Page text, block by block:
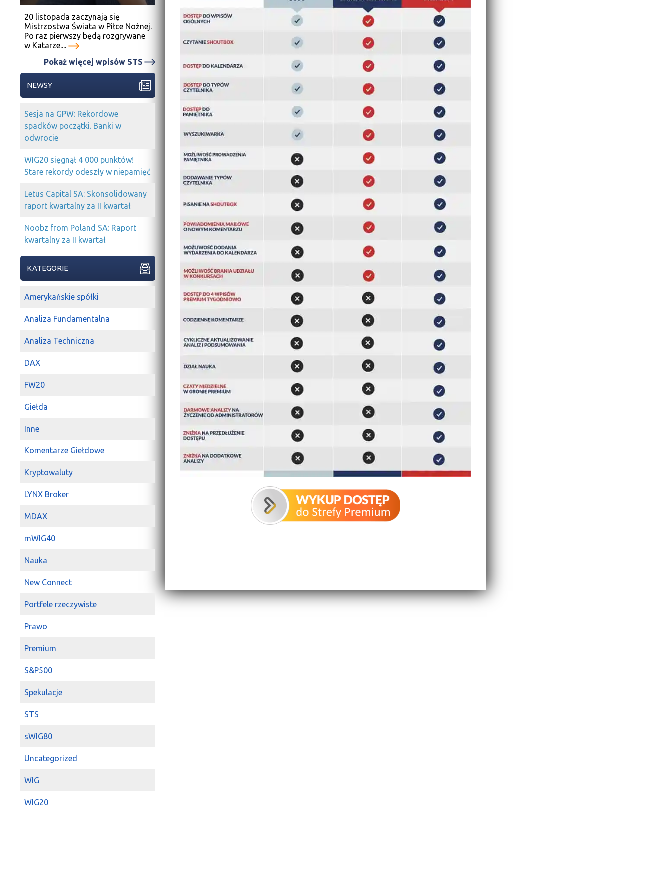
20 listopada zaczynają się
Mistrzostwa Świata w Piłce Nożnej.
Po raz pierwszy będą rozgrywane
w Katarze....
Pokaż więcej wpisów STS
NEWSY
Sesja na GPW: Rekordowe
spadków początki. Banki w
odwrocie
WIG20 sięgnął 4 000 punktów!
Stare rekordy odeszły w niepamięć
Letus Capital SA: Skonsolidowany
raport kwartalny za II kwartał
Noobz from Poland SA: Raport
kwartalny za II kwartał
KATEGORIE
Amerykańskie spółki
Analiza Fundamentalna
Analiza Techniczna
DAX
FW20
Giełda
Inne
Komentarze Giełdowe
Kryptowaluty
LYNX Broker
MDAX
mWIG40
Nauka
New Connect
Portfele rzeczywiste
Prawo
Premium
S&P500
Spekulacje
STS
sWIG80
Uncategorized
WIG
WIG20